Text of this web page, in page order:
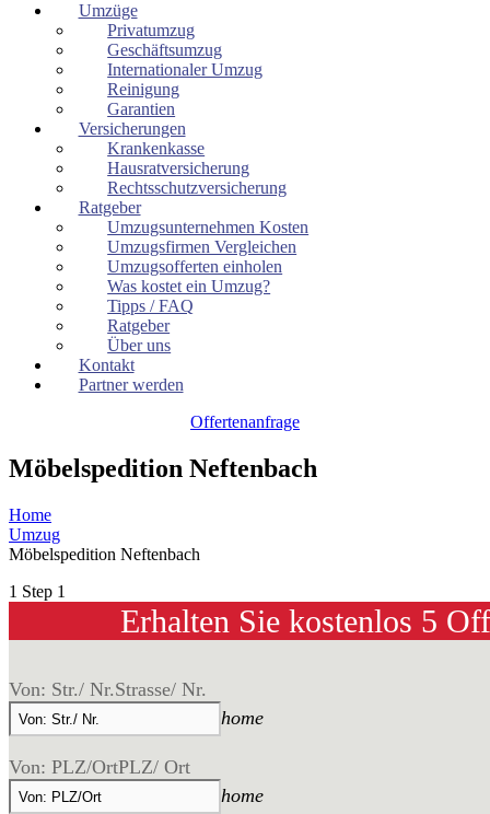
Umzüge
Privatumzug
Geschäftsumzug
Internationaler Umzug
Reinigung
Garantien
Versicherungen
Krankenkasse
Hausratversicherung
Rechtsschutzversicherung
Ratgeber
Umzugsunternehmen Kosten
Umzugsfirmen Vergleichen
Umzugsofferten einholen
Was kostet ein Umzug?
Tipps / FAQ
Ratgeber
Über uns
Kontakt
Partner werden
Offertenanfrage
Möbelspedition Neftenbach
Home
Umzug
Möbelspedition Neftenbach
1 Step 1
Erhalten Sie kostenlos 5
Von: Str./ Nr.Strasse/ Nr.
home
Von: PLZ/OrtPLZ/ Ort
home